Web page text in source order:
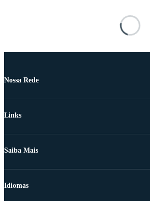
Nossa Rede
Links
Saiba Mais
Idiomas